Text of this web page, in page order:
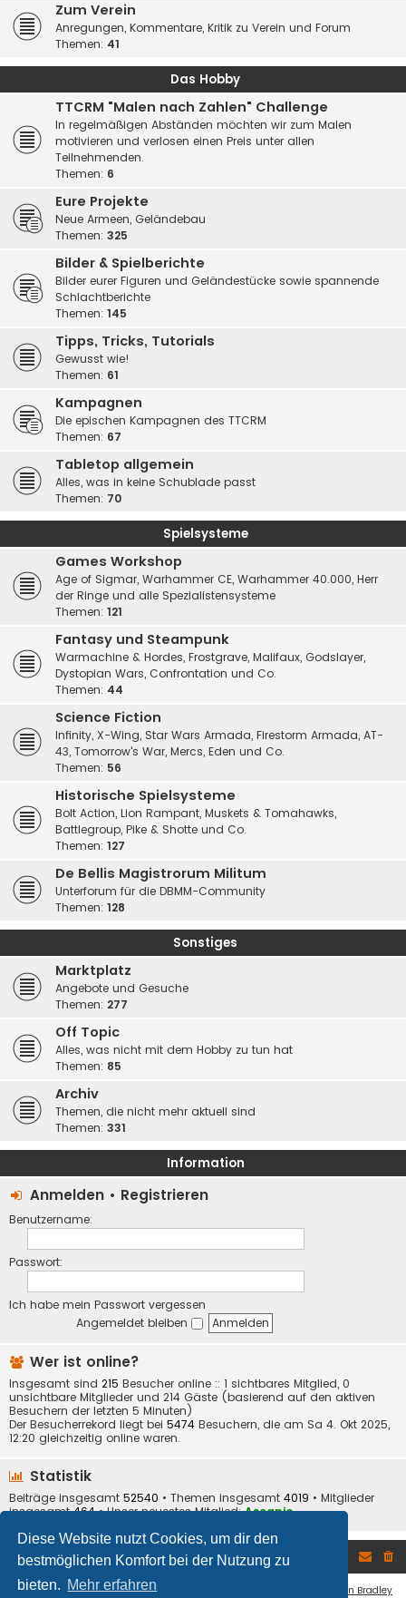
Diese Website nutzt Cookies, um dir den
bestmöglichen Komfort bei der Nutzung zu
bieten. Mehr erfahren
Zum Verein
Anregungen, Kommentare, Kritik zu Verein und Forum
Themen: 41
Das Hobby
TTCRM "Malen nach Zahlen" Challenge
In regelmäßigen Abständen möchten wir zum Malen
motivieren und verlosen einen Preis unter allen
Teilnehmenden.
Themen: 6
Eure Projekte
Neue Armeen, Geländebau
Themen: 325
Bilder & Spielberichte
Bilder eurer Figuren und Geländestücke sowie spannende
Schlachtberichte
Themen: 145
Tipps, Tricks, Tutorials
Gewusst wie!
Themen: 61
Kampagnen
Die epischen Kampagnen des TTCRM
Themen: 67
Tabletop allgemein
Alles, was in keine Schublade passt
Themen: 70
Spielsysteme
Games Workshop
Age of Sigmar, Warhammer CE, Warhammer 40.000, Herr
der Ringe und alle Spezialistensysteme
Themen: 121
Fantasy und Steampunk
Warmachine & Hordes, Frostgrave, Malifaux, Godslayer,
Dystopian Wars, Confrontation und Co.
Themen: 44
Science Fiction
Infinity, X-Wing, Star Wars Armada, Firestorm Armada, AT-
43, Tomorrow's War, Mercs, Eden und Co.
Themen: 56
Historische Spielsysteme
Bolt Action, Lion Rampant, Muskets & Tomahawks,
Battlegroup, Pike & Shotte und Co.
Themen: 127
De Bellis Magistrorum Militum
Unterforum für die DBMM-Community
Themen: 128
Sonstiges
Marktplatz
Angebote und Gesuche
Themen: 277
Off Topic
Alles, was nicht mit dem Hobby zu tun hat
Themen: 85
Archiv
Themen, die nicht mehr aktuell sind
Themen: 331
Information
Anmelden • Registrieren
Benutzername:
Passwort:
Ich habe mein Passwort vergessen
Angemeldet bleiben
Wer ist online?
Insgesamt sind 215 Besucher online :: 1 sichtbares Mitglied, 0
unsichtbare Mitglieder und 214 Gäste (basierend auf den aktiven
Besuchern der letzten 5 Minuten)
Der Besucherrekord liegt bei 5474 Besuchern, die am Sa 4. Okt 2025,
12:20 gleichzeitig online waren.
Statistik
Beiträge insgesamt 52540 • Themen insgesamt 4019 • Mitglieder
insgesamt464• Unser neuestes Mitglied:Ascanio
Foren-Übersicht
Ian Bradley